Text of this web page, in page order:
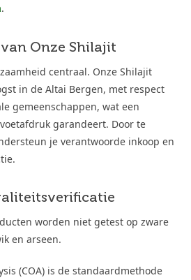
.
Onze Shilajit
centraal. Onze Shilajit
in de Altai Bergen, met respect
gemeenschappen, wat een
garandeert. Door te
je verantwoorde inkoop en
worden niet getest op zware
en arseen.
(COA) is de standaardmethode